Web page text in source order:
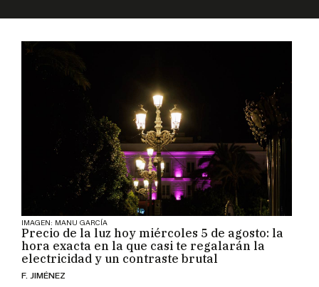
IMAGEN: MANU GARCÍA
Precio de la luz hoy miércoles 5 de agosto: la
hora exacta en la que casi te regalarán la
electricidad y un contraste brutal
F. JIMÉNEZ